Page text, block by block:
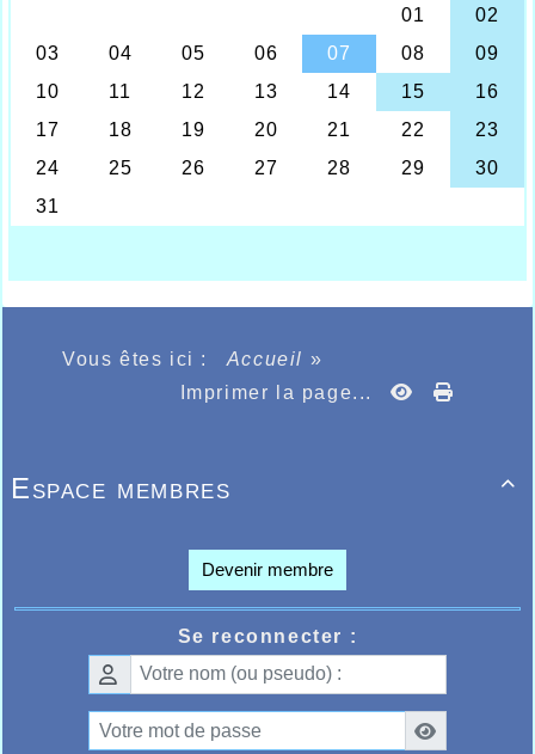
adversaires sur sa distance de prédilection
en terminant la course en 32.54, vingt
secondes plus vite que son second. Une
victoire de plus pour Ahmed qui
collectionne depuis maintenant un bon bout
de temps, les bonnes performances et les
victoires.
Il fallait également remarquer durant ce
week-end Pierre Thomas qui lui s’attaquait
au Nord Trail Mont des Flandres sur la
distance du marathon où quelques
bout de son effort tout à son honneur.
Egalement la jeune minime fille Chloé
Dumortier quià Bruay-la-Buissière devait
Enfin la juniore Maaike Vander Cruyssen qui
participait au championnat provincial Belge
58.80 une très belle performance pour un
début de saison estivale, sur le même
championnat, l’athlète féminine de Roulers
licenciée à l’AHVL devait remporter en 1h
d’intervalle le 1500m en 4.49.26 et le 3000m
en 9.53.88 ce qui constituerai un nouveau
record du club féminin.
Vous êtes ici : Accueil »
Imprimer la page...

Espace membres
Devenir membre
Se reconnecter :